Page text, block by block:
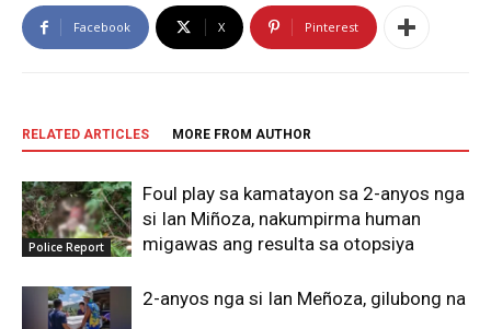
Facebook X Pinterest
RELATED ARTICLES MORE FROM AUTHOR
Police Report
Foul play sa kamatayon sa 2-anyos nga
si Ian Miñoza, nakumpirma human
migawas ang resulta sa otopsiya
2-anyos nga si Ian Meñoza, gilubong na